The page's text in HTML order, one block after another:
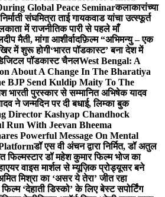
Global Peace Seminarकलाकारांच्या
संघमित्रा ताई गायकवाड यांचा उत्स्फूर्त
में राजनीतिक पारी से पहले माँ
मैती, मांगा आशीर्वादफ़िल्म “अभिमन्यु – एक
में शुरू होगी‘भारत पॉडकास्ट’ बना देश में
पॉडकास्ट चैनलWest Bengal: A
About A Change In The Bharatiya
BJP Send Kuldip Maity To The
भारती पुरस्कार से सम्मानित अभिषेक यादव
ने जन्मदिन पर दी बधाई, लिम्का बुक
Director Kashyap Chandhock
Run With Jeevan Bheema
Powerful Message On Mental
डॉ एस वी अंचन द्वारा निर्मित, डॉ अतुल
फिल्मस्टार डॉ महेश कुमार फिल्म भोज का
एयर वाइस मार्शल से म्यूज़िक प्रोड्यूसर बने
मिश्रा का ‘असर ये तेरा’ जीत रहा
‘देहाती डिस्को’ के लिए बेस्ट सपोर्टिंग